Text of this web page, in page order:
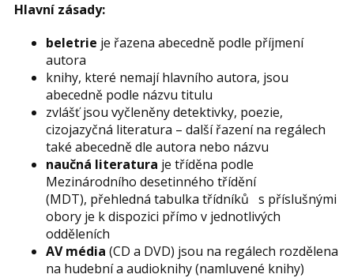
Hlavní zásady:
beletrie je řazena abecedně podle příjmení
autora
knihy, které nemají hlavního autora, jsou
abecedně podle názvu titulu
zvlášť jsou vyčleněny detektivky, poezie,
cizojazyčná literatura – další řazení na regálech
také abecedně dle autora nebo názvu
naučná literatura je tříděna podle
Mezinárodního desetinného třídění
(MDT), přehledná tabulka třídníků s příslušnými
obory je k dispozici přímo v jednotlivých
odděleních
AV média (CD a DVD) jsou na regálech rozdělena
na hudební a audioknihy (namluvené knihy)